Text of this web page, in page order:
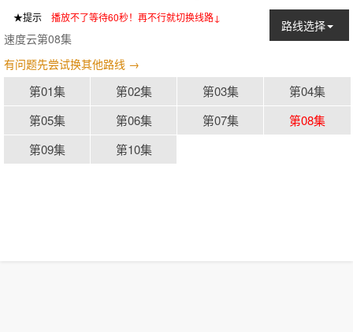
★提示 播放不了等待60秒！再不行就切换线路↓
路线选择
速度云第08集
有问题先尝试换其他路线 →
第01集 第02集 第03集
第04集
第05集
第06集 第07集
第08集
第09集
第10集